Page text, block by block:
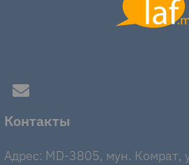
Контакты
Адрес: MD-3805, мун. Комрат,